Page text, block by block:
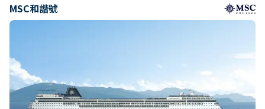
MSC和諧號